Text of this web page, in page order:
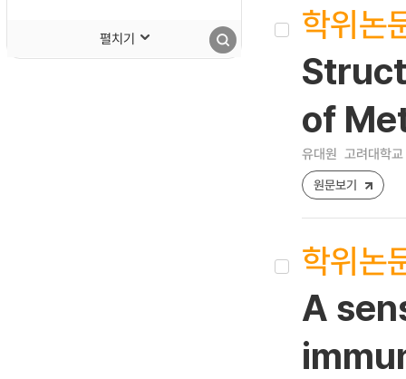
펼치기 학위논
of
유대원 고려대학
원문보기
학위논
A